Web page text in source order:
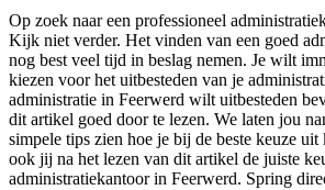
Op zoek naar een professioneel
Kijk niet verder. Het vinden van een goed
nog best veel tijd in beslag nemen. Je wilt
kiezen voor het uitbesteden van je
administratie in Feerwerd wilt uitbesteden
dit artikel goed door te lezen. We laten jou
simpele tips zien hoe je bij de beste keuze
ook jij na het lezen van dit artikel de juiste
administratiekantoor in Feerwerd. Spring